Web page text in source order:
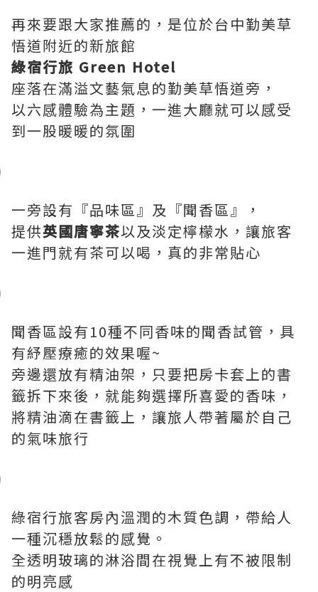
再來要跟大家推薦的，是位於台中勤美草
悟道附近的新旅館
綠宿行旅 Green Hotel
座落在滿溢文藝氣息的勤美草悟道旁，
以六感體驗為主題，一進大廳就可以感受
到一股暖暖的氛圍
一旁設有『品味區』及『聞香區』，
提供英國唐寧茶​以及淡定檸檬水，讓旅客
一進門就有茶可以喝，真的非常貼心
聞香區設有10種不同香味的聞香試管，具
有紓壓療癒的效果喔~
旁邊還放有精油架，只要把房卡套上的書
籤拆下來後，就能夠選擇所喜愛的香味，
將精油滴在書籤上，讓旅人帶著屬於自己
的氣味旅行
綠宿行旅客房內溫潤的木質色調，帶給人
一種沉穩放鬆的感覺。
全透明玻璃的淋浴間在視覺上有不被限制
的明亮感